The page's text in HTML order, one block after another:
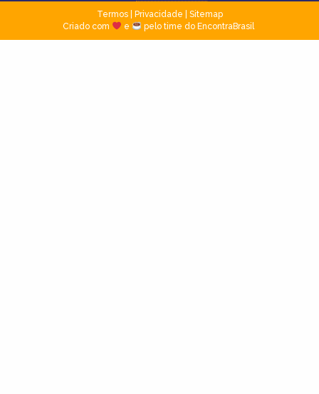
Termos| Privacidade
Sitemap
Criado com
e pelo time do EncontraBrasil